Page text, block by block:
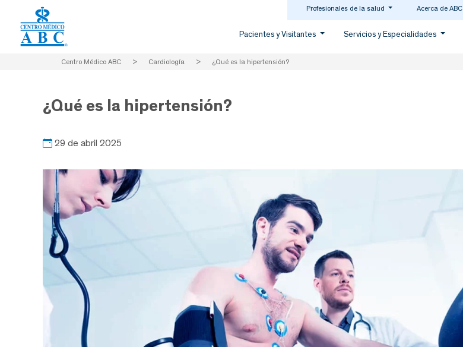
Profesionales de la salud Acerca de ABC
Pacientes y Visitantes Servicios y Especialidades
Centro Médico ABC > Cardiología > ¿Qué es la hipertensión?
¿Qué es la hipertensión?
29 de abril 2025